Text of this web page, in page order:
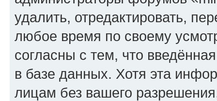
удалить, отредактировать,
любое время по своему
согласны с тем, что
в базе данных. Хотя эта
лицам без вашего